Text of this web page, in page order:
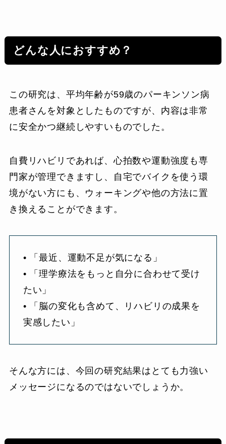
どんな人におすすめ？
この研究は、平均年齢が59歳のパーキンソン病
患者さんを対象としたものですが、内容は非常
に安全かつ継続しやすいものでした。
自費リハビリであれば、心拍数や運動強度も専
門家が管理できますし、自宅でバイクを使う環
境がない方にも、ウォーキングや他の方法に置
き換えることができます。
• 「最近、運動不足が気になる」
• 「理学療法をもっと自分に合わせて受け
たい」
• 「脳の変化も含めて、リハビリの成果を
実感したい」
そんな方には、今回の研究結果はとても力強い
メッセージになるのではないでしょうか。